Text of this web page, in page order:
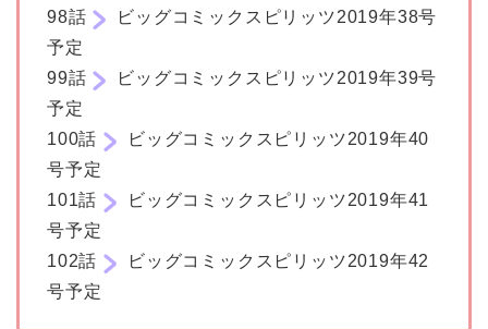
98話
ビッグコミックスピリッツ2019年38号
予定
99話
ビッグコミックスピリッツ2019年39号
予定
100話
ビッグコミックスピリッツ2019年40
号予定
101話
ビッグコミックスピリッツ2019年41
号予定
102話
ビッグコミックスピリッツ2019年42
号予定